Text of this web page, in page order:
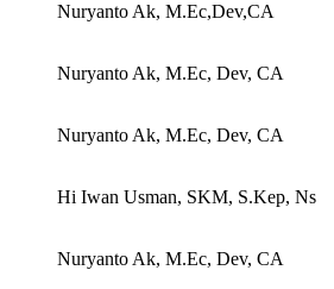
Nuryanto Ak, M.Ec,Dev,CA
Nuryanto Ak, M.Ec, Dev, CA
Nuryanto Ak, M.Ec, Dev, CA
Hi Iwan Usman, SKM, S.Kep, Ns
Nuryanto Ak, M.Ec, Dev, CA